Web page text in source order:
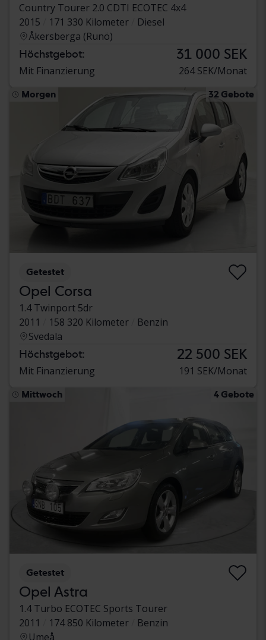
Country Tourer 2.0 CDTI ECOTEC 4x4
2015
171 330 Kilometer
Diesel
Åkersberga (Runö)
Höchstgebot: 31 000 SEK
Mit Finanzierung 264 SEK/Monat
Morgen 32 Gebote
Getestet
Opel Corsa
1.4 Twinport 5dr
2011
158 320 Kilometer
Benzin
Svedala
Höchstgebot: 22 500 SEK
Mit Finanzierung 191 SEK/Monat
Mittwoch 4 Gebote
Getestet
Opel Astra
1.4 Turbo ECOTEC Sports Tourer
2011
174 850 Kilometer
Benzin
Umeå